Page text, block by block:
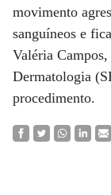
movimento
sanguíneos e
Valéria
Dermatologia
procedimento.